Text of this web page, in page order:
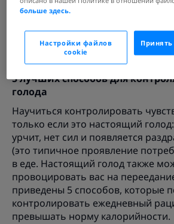
эмоции управляют вами, или вы
выглядит и пахнет, – это не
голода и вам придется поискать
для контроля своих действий.
5 лучших способов для
голода
Научиться контролировать
только если это настоящий
урчит, нет сил и появляется
(это типичное проявление
в еде. Настоящий голод также
провоцировать вас на
приведены 5 способов, которые
контролировать ежедневный
превышать норму калорийности.
больше здесь.
Настройки файлов
cookie